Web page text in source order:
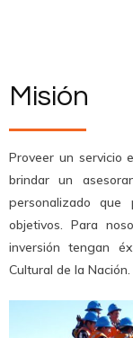
Misión
Proveer un servicio
brindar un
personalizado
objetivos. Para
inversión tengan
Cultural de la Nación.